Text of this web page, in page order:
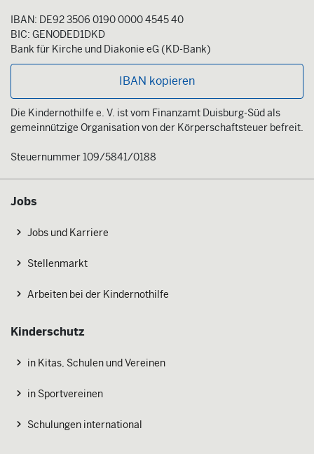
IBAN: DE92 3506 0190 0000 4545 40
BIC: GENODED1DKD
Bank für Kirche und Diakonie eG (KD-Bank)
IBAN kopieren
Die Kindernothilfe e. V. ist vom Finanzamt Duisburg-Süd als
gemeinnützige Organisation von der Körperschaftsteuer befreit.
Steuernummer 109/5841/0188
Jobs
Jobs und Karriere
Stellenmarkt
Arbeiten bei der Kindernothilfe
Kinderschutz
in Kitas, Schulen und Vereinen
in Sportvereinen
Schulungen international